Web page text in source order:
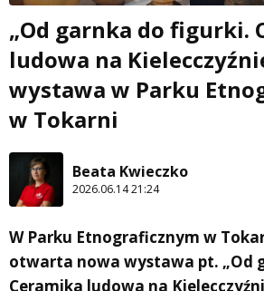
„Od garnka do figurki.
ludowa na
wystawa w Parku
w Tokarni
Beata Kwieczko
2026.06.14 21:24
W Parku Etnograficznym w
otwarta nowa wystawa pt. „Od
Ceramika ludowa na